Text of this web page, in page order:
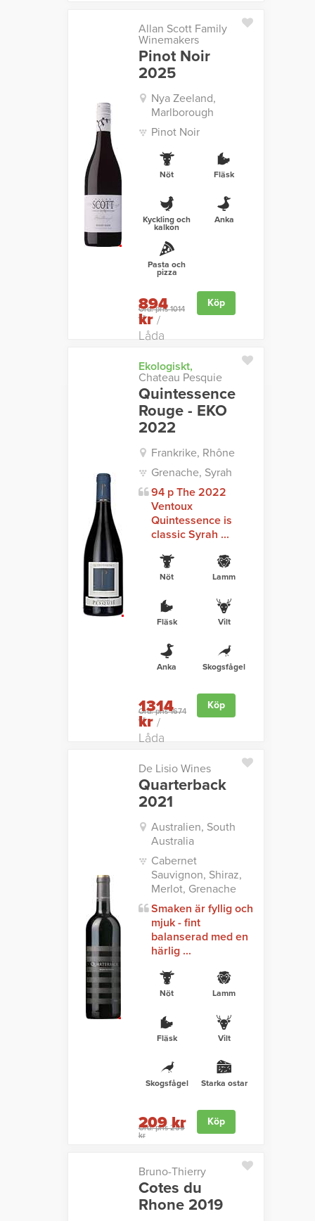
Allan Scott Family
Winemakers
Pinot Noir
2025
Nya Zeeland,
Marlborough
Pinot Noir
Nöt Fläsk
Kyckling och
kalkon
Anka
Pasta och
pizza
Ord. pris 1014
kr
894
kr/
Låda
Köp
Ekologiskt,
Chateau Pesquie
Quintessence
Rouge - EKO
2022
Frankrike, Rhône
Grenache, Syrah
94 p The 2022
Ventoux
Quintessence is
classic Syrah ...
Nöt Lamm
Fläsk Vilt
Anka Skogsfågel
Ord. pris 1674
kr
1314
kr/
Låda
Köp
De Lisio Wines
Quarterback
2021
Australien, South
Australia
Cabernet
Sauvignon, Shiraz,
Merlot, Grenache
Smaken är fyllig och
mjuk - fint
balanserad med en
härlig ...
Nöt Lamm
Fläsk Vilt
Skogsfågel Starka ostar
Ord. pris 259
kr
209 kr Köp
Bruno-Thierry
Cotes du
Rhone 2019